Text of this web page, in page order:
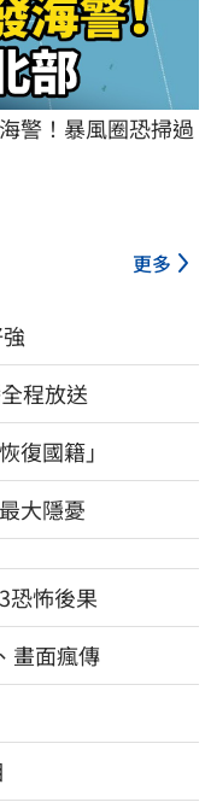
警！暴風圈恐掃過
更多
程放送
復國籍」
大隱憂
恐怖後果
畫面瘋傳